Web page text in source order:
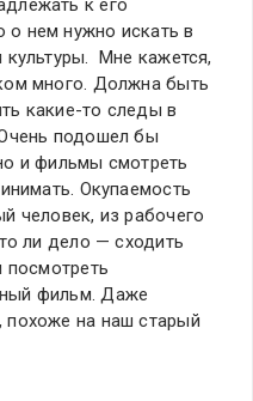
к его
нем нужно искать в
культуры. Мне кажется,
много. Должна быть
какие-то следы в
подошел бы
и фильмы смотреть
Окупаемость
человек, из рабочего
ли дело — сходить
посмотреть
фильм. Даже
похоже на наш старый